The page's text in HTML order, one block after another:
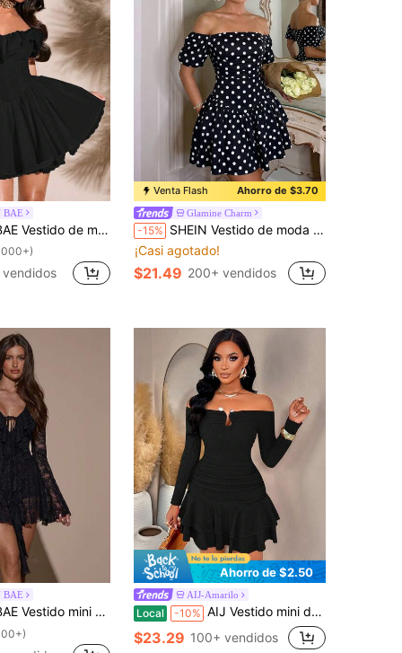
BAE
caídos, mangas de pétalos de encaje, dobladillo con volantes de unicolor y ribete de encaje de bustier dulce
Venta Flash Ahorro de $3.70
Glamine Charm
-15% SHEIN Vestido de moda elegante, lindo y sexy con estampado de lunares en blanco y negro para mujer, adecuado para uso casual, vacaciones, citas románticas, fiestas festivas, campus, uso diario, vestido de princesa elegante y lindo
¡Casi agotado!
$21.49 200+ vendidos
BAE
con cuello en V profundo, empalmado con encaje y lazo delantero en unicolor
Ahorro de $2.50
AIJ-Amarilo
Local -10% AIJ Vestido mini de manga larga con hombros abiertos, volantes y botones metálicos asimétricos, unicolor amarillo, elegante y casual para uso diario, vestido de fiesta de Navidad, para mujer en otoño/invierno y primavera, color negro
$23.29 100+ vendidos